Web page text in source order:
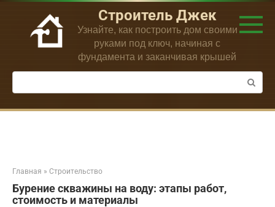
Перейти
контенту
Строитель Джек
Узнайте, как построить дом своими
руками под ключ, начиная с
фундамента и заканчивая крышей
Поиск:
Главная » Строительство
Бурение скважины на воду: этапы работ,
стоимость и материалы